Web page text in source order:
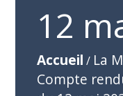
12
Accueil / La
Compte